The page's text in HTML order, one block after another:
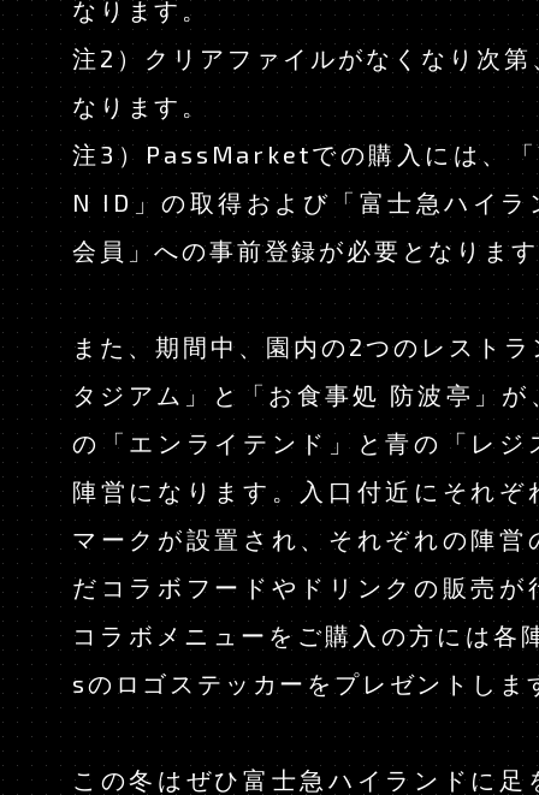
なります。
注2）クリアファイルがなくなり次
なります。
注3）PassMarketでの購入には、
N ID」の取得および「富士急ハイラ
会員」への事前登録が必要となります
また、期間中、園内の2つのレスト
タジアム」と「お食事処 防波亭」が
の「エンライテンド」と青の「レジ
陣営になります。入口付近にそれぞ
マークが設置され、それぞれの陣営
だコラボフードやドリンクの販売が
コラボメニューをご購入の方には
sのロゴステッカーをプレゼントしま
この冬はぜひ富士急ハイランドに足